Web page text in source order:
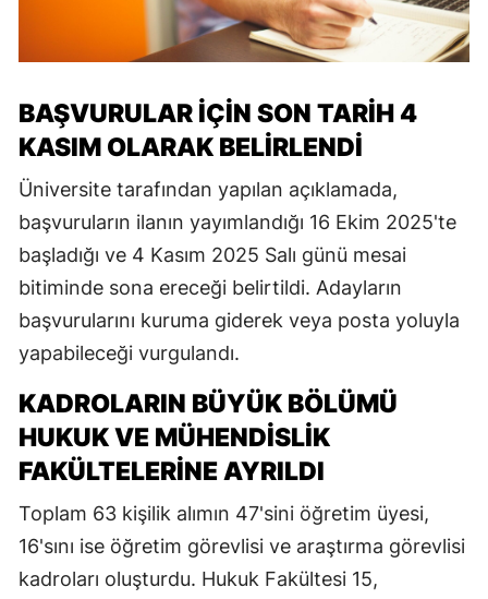
BAŞVURULAR İÇİN SON TARİH 4
KASIM OLARAK BELİRLENDİ
Üniversite tarafından yapılan açıklamada,
başvuruların ilanın yayımlandığı 16 Ekim 2025'te
başladığı ve 4 Kasım 2025 Salı günü mesai
bitiminde sona ereceği belirtildi. Adayların
başvurularını kuruma giderek veya posta yoluyla
yapabileceği vurgulandı.
KADROLARIN BÜYÜK BÖLÜMÜ
HUKUK VE MÜHENDİSLİK
FAKÜLTELERİNE AYRILDI
Toplam 63 kişilik alımın 47'sini öğretim üyesi,
16'sını ise öğretim görevlisi ve araştırma görevlisi
kadroları oluşturdu. Hukuk Fakültesi 15,